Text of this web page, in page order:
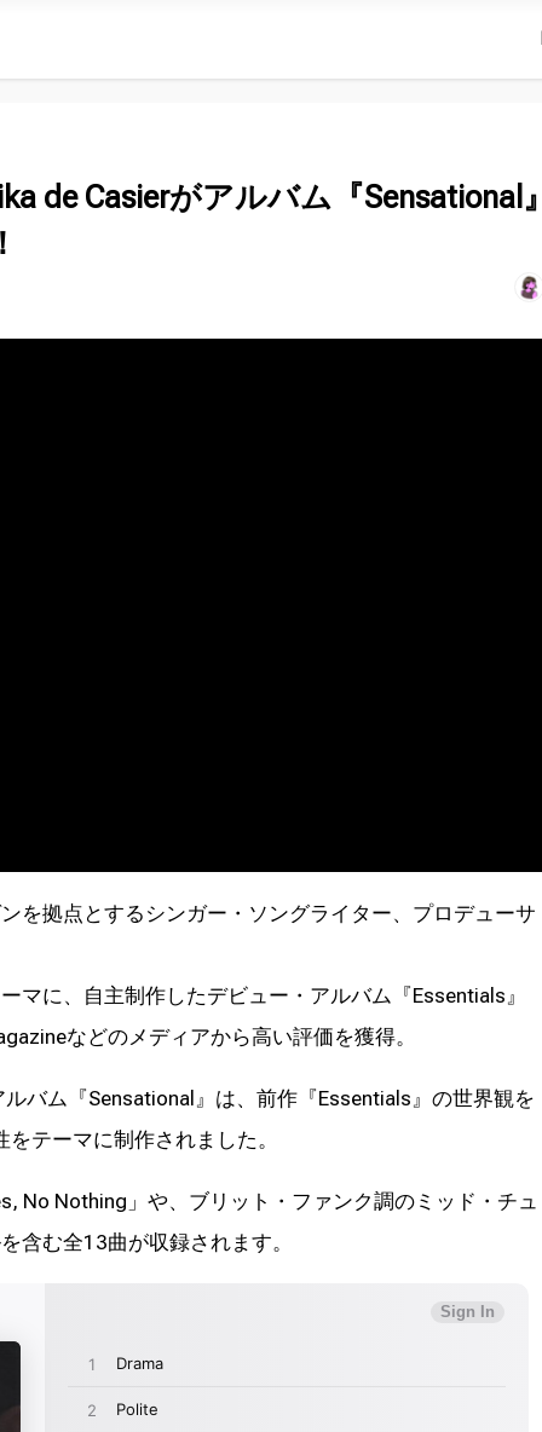
de Casierがアルバム『Sensational』
を拠点とするシンガー・ソングライター、プロデューサ
マに、自主制作したデビュー・アルバム『Essentials』
などのメディアから高い評価を獲得。
バム『Sensational』は、前作『Essentials』の世界観を
テーマに制作されました。
No Nothing」や、ブリット・ファンク調のミッド・チュ
含む全13曲が収録されます。